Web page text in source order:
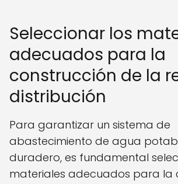
Seleccionar los
adecuados para la
construcción de la
distribución
Para garantizar un sistema de
abastecimiento de agua
duradero, es fundamental
materiales adecuados para la